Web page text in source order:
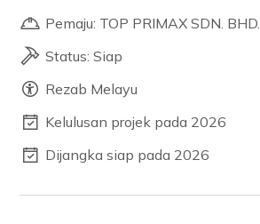
Pemaju: TOP PRIMAX SDN. BHD.
Status: Siap
Rezab Melayu
Kelulusan projek pada 2026
Dijangka siap pada 2026